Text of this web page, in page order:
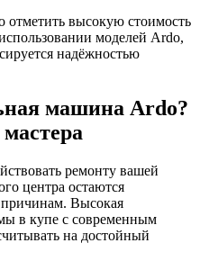
отметить высокую стоимость
моделей Ardo,
надёжностью
машина Ardo?
ремонту вашей
центра остаются
Высокая
в купе с современным
на достойный